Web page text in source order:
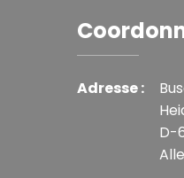
Adresse :
D-